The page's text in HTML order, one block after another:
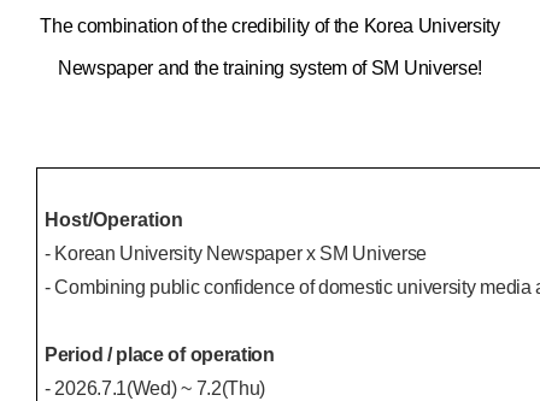
The combination of the credibility of the Korea University
Newspaper and the training system of SM Universe!
Host/Operation
- Korean University Newspaper x SM Universe
- Combining public confidence of domestic university
Period / place of operation
- 2026.7.1(Wed) ~ 7.2(Thu)